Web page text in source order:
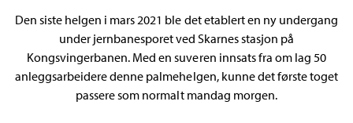
Den siste helgen i mars 2021 ble det etablert en ny undergang
under jernbanesporet ved Skarnes stasjon på
Kongsvingerbanen. Med en suveren innsats fra om lag 50
anleggsarbeidere denne palmehelgen, kunne det første toget
passere som normalt mandag morgen.